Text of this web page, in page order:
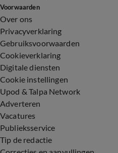
Voorwaarden
Over ons
Privacyverklaring
Gebruiksvoorwaarden
Cookieverklaring
Digitale diensten
Cookie instellingen
Upod & Talpa Network
Adverteren
Vacatures
Publieksservice
Tip de redactie